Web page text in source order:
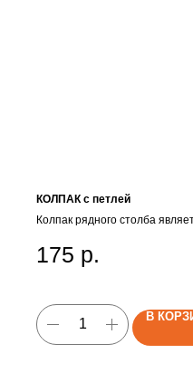
КОЛПАК c петлей
Колпак рядного столба
175 р.
В